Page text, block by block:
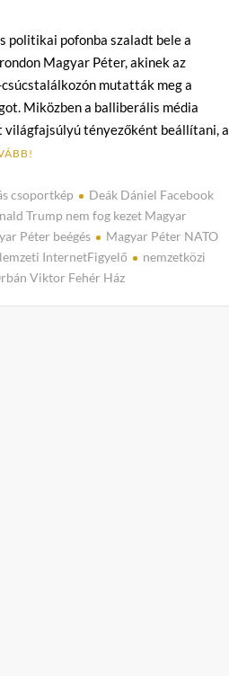
politikai pofonba szaladt bele a
Magyar Péter, akinek az
mutatták meg a
Miközben a balliberális média
világfajsúlyú tényezőként beállítani, a
csoportkép
Deák Dániel Facebook
Trump nem fog kezet Magyar
Péter beégés
Magyar Péter NATO
InternetFigyelő
nemzetközi
Viktor Fehér Ház